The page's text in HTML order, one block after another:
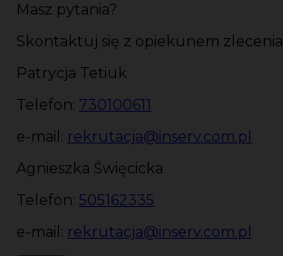
Masz pytania?
Skontaktuj się z opiekunem zlecenia
Patrycja Tetiuk
Telefon: 730100611
e-mail: rekrutacja@inserv.com.pl
Agnieszka Święcicka
Telefon: 505162335
e-mail: rekrutacja@inserv.com.pl